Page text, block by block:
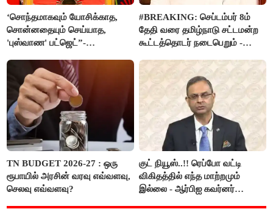
‘சொந்தமாகவும் யோசிக்காத,
சொன்னதையும் செய்யாத,
'புஸ்வாண' பட்ஜெட்”-
#BREAKING: செப்டம்பர் 8ம்
தேதி வரை தமிழ்நாடு சட்டமன்ற
கூட்டத்தொடர் நடைபெறும் -
TN BUDGET 2026-27 : ஒரு
ரூபாயில் அரசின் வரவு எவ்வளவு,
செலவு எவ்வளவு?
குட் நியூஸ்..!! ரெப்போ வட்டி
விகிதத்தில் எந்த மாற்றமும்
இல்லை - ஆர்பிஐ கவர்னர்